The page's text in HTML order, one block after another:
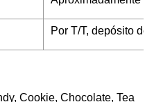
Por T/T, depósito